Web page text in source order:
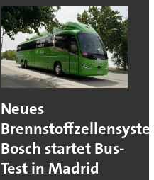
Neues
Bosch startet Bus-
Test in Madrid